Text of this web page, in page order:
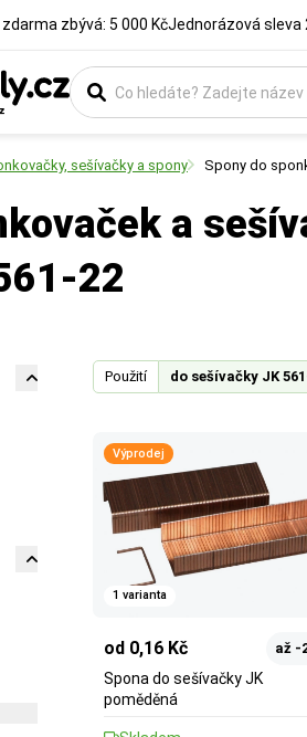
zdarma zbývá: 5 000 KčJednorázová sleva
sešívačky a spony Spony do
a
22
Použití do sešívačky JK
Výprodej
1 varianta
od 0,16 Kč až -
Spona do sešívačky JK
poměděná